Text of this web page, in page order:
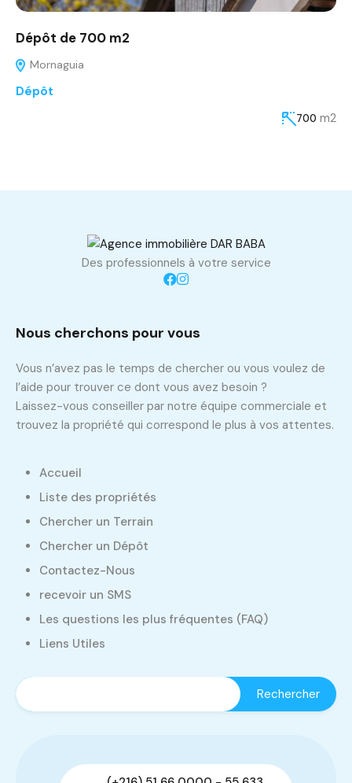
Dépôt de 700 m2
Mornaguia
Dépôt
700 m2
Des professionnels à votre service
Nous cherchons pour vous
Vous n’avez pas le temps de chercher ou vous voulez de
l’aide pour trouver ce dont vous avez besoin ?
Laissez-vous conseiller par notre équipe commerciale et
trouvez la propriété qui correspond le plus à vos attentes.
Accueil
Liste des propriétés
Chercher un Terrain
Chercher un Dépôt
Contactez-Nous
recevoir un SMS
Les questions les plus fréquentes (FAQ)
Liens Utiles